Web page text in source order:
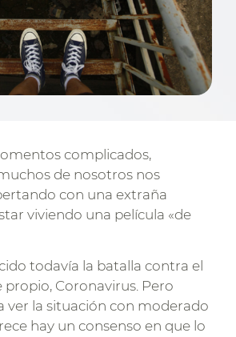
complicados,
de nosotros nos
con una extraña
viviendo una película «de
todavía la batalla contra el
Coronavirus. Pero
ver la situación con moderado
hay un consenso en que lo